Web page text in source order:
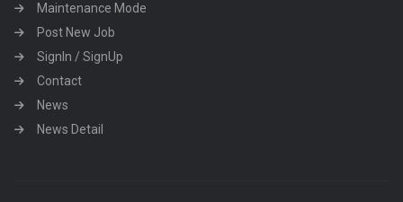
Maintenance Mode
Post New Job
SignIn / SignUp
Contact
News
News Detail